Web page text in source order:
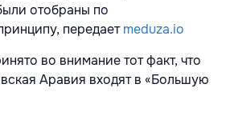
отобраны по
передаетmeduza.io
во внимание тот факт, что
Аравия входят в «Большую